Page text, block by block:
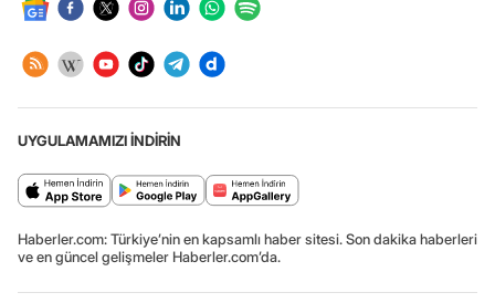
UYGULAMAMIZI İNDİRİN
Haberler.com: Türkiye’nin en kapsamlı haber sitesi. Son dakika haberleri
ve en güncel gelişmeler Haberler.com’da.